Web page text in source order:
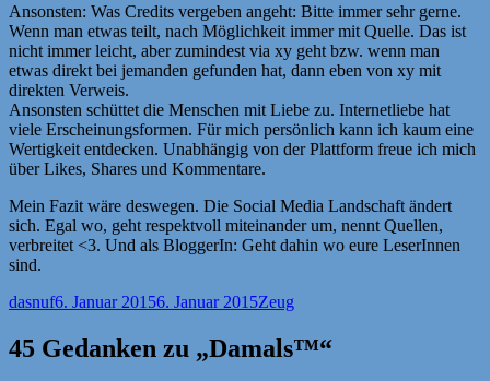
Ansonsten: Was Credits vergeben angeht: Bitte immer sehr gerne.
Wenn man etwas teilt, nach Möglichkeit immer mit Quelle. Das ist
nicht immer leicht, aber zumindest via xy geht bzw. wenn man
etwas direkt bei jemanden gefunden hat, dann eben von xy mit
direkten Verweis.
Ansonsten schüttet die Menschen mit Liebe zu. Internetliebe hat
viele Erscheinungsformen. Für mich persönlich kann ich kaum eine
Wertigkeit entdecken. Unabhängig von der Plattform freue ich mich
über Likes, Shares und Kommentare.
Mein Fazit wäre deswegen. Die Social Media Landschaft ändert
sich. Egal wo, geht respektvoll miteinander um, nennt Quellen,
verbreitet <3. Und als BloggerIn: Geht dahin wo eure LeserInnen
sind.
Autor
dasnufVeröffentlicht
6. Januar 20156. Januar 2015Kategorien
Zeug
45 Gedanken zu „Damals™“